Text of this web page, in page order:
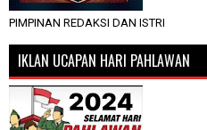
PIMPINAN REDAKSI DAN ISTRI
IKLAN UCAPAN HARI PAHLAWAN